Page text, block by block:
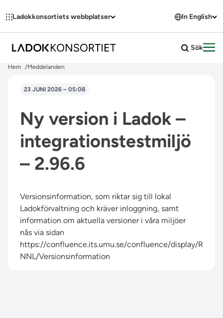
Ladokkonsortiets webbplatser In English
Sök
Hem Meddelanden
23 JUNI 2026 – 05:08
Ny version i Ladok –
integrationstestmiljö
– 2.96.6
Versionsinformation, som riktar sig till lokal
Ladokförvaltning och kräver inloggning, samt
information om aktuella versioner i våra miljöer
nås via sidan
https://confluence.its.umu.se/confluence/display/R
NNL/Versionsinformation